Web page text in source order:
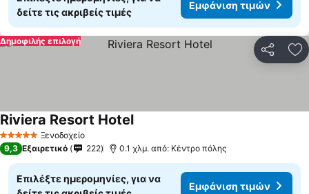
δείτε τις ακριβείς τιμές
Εμφάνιση τιμών
Δημοφιλής επιλογή
5 Αστέρια Ξενοδοχείο
Riviera Resort HotelΕμφάνιση τιμών
9,3 Εξαιρετικό 222 0.1 χλμ. από: Κέντρο πόλης
Επιλέξτε ημερομηνίες, για να
Εμφάνιση τιμών